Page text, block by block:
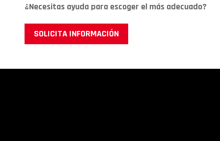
¿Necesitas ayuda para escoger el más adecuado?
SOLICITA INFORMACIÓN